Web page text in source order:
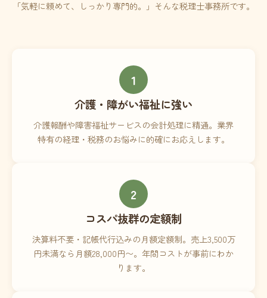
「気軽に頼めて、しっかり専門的。」そんな税理士事務所です。
1
介護・障がい福祉に強い
介護報酬や障害福祉サービスの会計処理に精通。業界
特有の経理・税務のお悩みに的確にお応えします。
2
コスパ抜群の定額制
決算料不要・記帳代行込みの月額定額制。売上3,500万
円未満なら月額28,000円〜。年間コストが事前にわか
ります。